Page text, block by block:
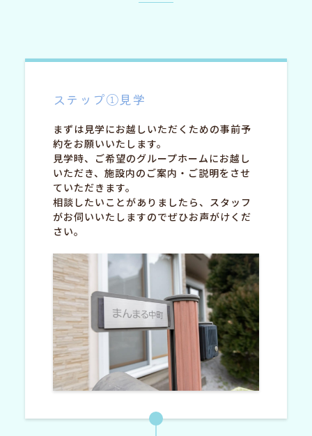
ステップ①見学
まずは見学にお越しいただくための事前予
約をお願いいたします。
見学時、ご希望のグループホームにお越し
いただき、施設内のご案内・ご説明をさせ
ていただきます。
相談したいことがありましたら、スタッフ
がお伺いいたしますのでぜひお声がけくだ
さい。